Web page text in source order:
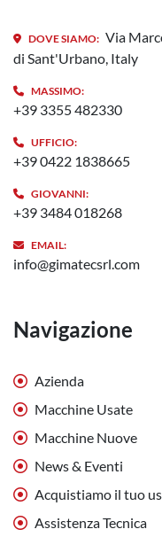
DOVE SIAMO: Via
di Sant'Urbano, Italy
MASSIMO:
+39 3355 482330
UFFICIO:
+39 0422 1838665
GIOVANNI:
+39 3484 018268
EMAIL:
info@gimatecsrl.com
Navigazione
Azienda
Macchine Usate
Macchine Nuove
News & Eventi
Acquistiamo il tuo
Assistenza Tecnica